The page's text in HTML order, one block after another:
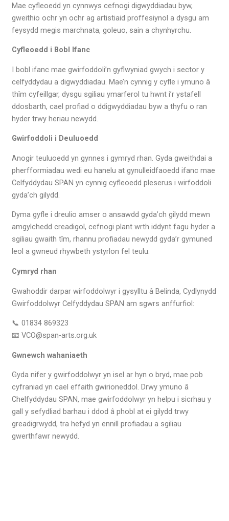
Mae cyfleoedd yn cynnwys cefnogi digwyddiadau byw,
gweithio ochr yn ochr ag artistiaid proffesiynol a dysgu am
feysydd megis marchnata, goleuo, sain a chynhyrchu.
Cyfleoedd i Bobl Ifanc
I bobl ifanc mae gwirfoddoli’n gyflwyniad gwych i sector y
celfyddydau a digwyddiadau. Mae’n cynnig y cyfle i ymuno â
thîm cyfeillgar, dysgu sgiliau ymarferol tu hwnt i’r ystafell
ddosbarth, cael profiad o ddigwyddiadau byw a thyfu o ran
hyder trwy heriau newydd.
Gwirfoddoli i Deuluoedd
Anogir teuluoedd yn gynnes i gymryd rhan. Gyda gweithdai a
pherfformiadau wedi eu hanelu at gynulleidfaoedd ifanc mae
Celfyddydau SPAN yn cynnig cyfleoedd pleserus i wirfoddoli
gyda’ch gilydd.
Dyma gyfle i dreulio amser o ansawdd gyda’ch gilydd mewn
amgylchedd creadigol, cefnogi plant wrth iddynt fagu hyder a
sgiliau gwaith tîm, rhannu profiadau newydd gyda’r gymuned
leol a gwneud rhywbeth ystyrlon fel teulu.
Cymryd rhan
Gwahoddir darpar wirfoddolwyr i gysylltu â Belinda, Cydlynydd
Gwirfoddolwyr Celfyddydau SPAN am sgwrs anffurfiol:
📞 01834 869323
📧 VCO@span-arts.org.uk
Gwnewch wahaniaeth
Gyda nifer y gwirfoddolwyr yn isel ar hyn o bryd, mae pob
cyfraniad yn cael effaith gwirioneddol. Drwy ymuno â
Chelfyddydau SPAN, mae gwirfoddolwyr yn helpu i sicrhau y
gall y sefydliad barhau i ddod â phobl at ei gilydd trwy
greadigrwydd, tra hefyd yn ennill profiadau a sgiliau
gwerthfawr newydd.